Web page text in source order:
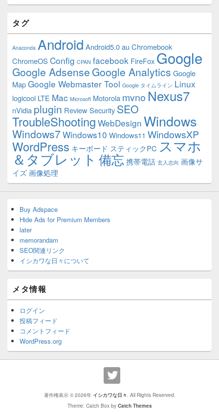
タグ
Anaconda Android Android5.0au Chromebook
ChromeOS Config CPAN facebook FireFox Google
Google Adsense Google Analytics Google
MapGoogle Webmaster Tool Google タイムライン Linux
logicool LTE Mac Microsoft Motorola mvno Nexus7
nVidia plugin ReviewSecurity SEO
TroubleShooting WebDesign Windows
Windows7 Windows10 Windows11 WindowsXP
WordPress キーボード スティックPC スマホ
＆タブレット 備忘 携帯電話 玄人志向 画像サ
イズ画像処理
Buy Adspace
Hide Ads for Premium Members
later
memorandam
SEO関連リンク
イシカワな日々について
メタ情報
ログイン
投稿フィード
コメントフィード
WordPress.org
著作権表示 © 2026年 イシカワな日々. All Rights Reserved.
Theme: Catch Box by Catch Themes